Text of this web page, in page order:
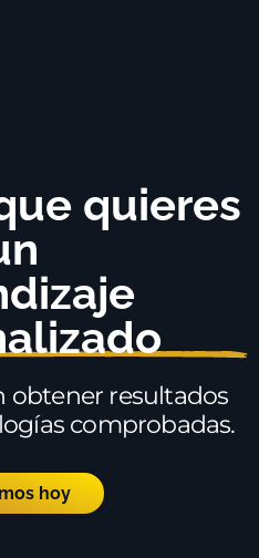
quieres
obtener resultados
comprobadas.
hoy